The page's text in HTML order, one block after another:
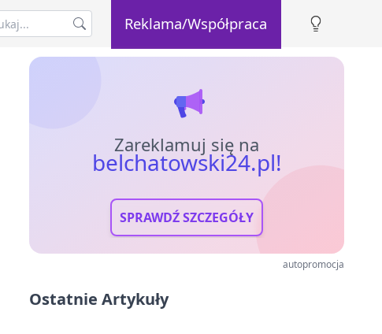
Reklama/Współpraca
Zareklamuj się na
belchatowski24.pl!
SPRAWDŹ SZCZEGÓŁY
autopromocja
Ostatnie Artykuły